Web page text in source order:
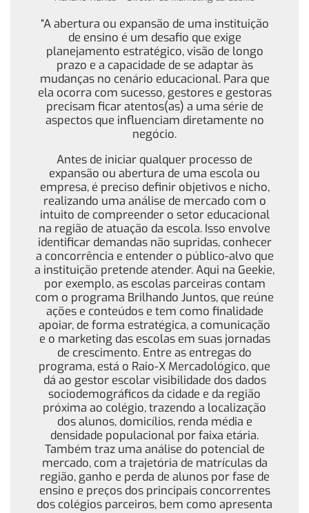
“A abertura ou expansão de uma instituição
de ensino é um desafio que exige
planejamento estratégico, visão de longo
prazo e a capacidade de se adaptar às
mudanças no cenário educacional. Para que
ela ocorra com sucesso, gestores e gestoras
precisam ficar atentos(as) a uma série de
aspectos que influenciam diretamente no
negócio.
Antes de iniciar qualquer processo de
expansão ou abertura de uma escola ou
empresa, é preciso definir objetivos e nicho,
realizando uma análise de mercado com o
intuito de compreender o setor educacional
na região de atuação da escola. Isso envolve
identificar demandas não supridas, conhecer
a concorrência e entender o público-alvo que
a instituição pretende atender. Aqui na Geekie,
por exemplo, as escolas parceiras contam
com o programa Brilhando Juntos, que reúne
ações e conteúdos e tem como finalidade
apoiar, de forma estratégica, a comunicação
e o marketing das escolas em suas jornadas
de crescimento. Entre as entregas do
programa, está o Raio-X Mercadológico, que
dá ao gestor escolar visibilidade dos dados
sociodemográficos da cidade e da região
próxima ao colégio, trazendo a localização
dos alunos, domicílios, renda média e
densidade populacional por faixa etária.
Também traz uma análise do potencial de
mercado, com a trajetória de matrículas da
região, ganho e perda de alunos por fase de
ensino e preços dos principais concorrentes
dos colégios parceiros, bem como apresenta